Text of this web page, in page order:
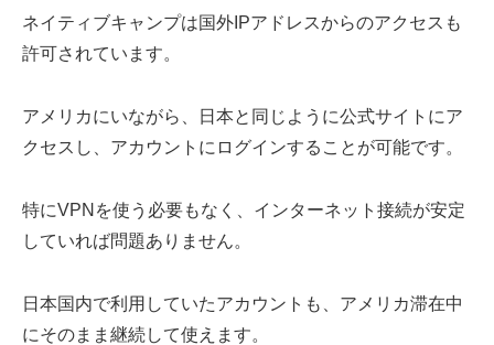
ネイティブキャンプは国外IPアドレスからのアクセスも
許可されています。
アメリカにいながら、日本と同じように公式サイトにア
クセスし、アカウントにログインすることが可能です。
特にVPNを使う必要もなく、インターネット接続が安定
していれば問題ありません。
日本国内で利用していたアカウントも、アメリカ滞在中
にそのまま継続して使えます。